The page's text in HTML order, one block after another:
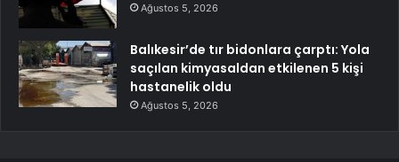
Ağustos 5, 2026
Balıkesir’de tır bidonlara çarptı: Yola
saçılan kimyasaldan etkilenen 5 kişi
hastanelik oldu
Ağustos 5, 2026